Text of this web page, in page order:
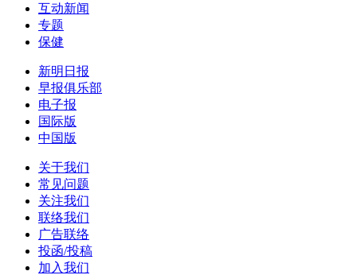
互动新闻
专题
保健
新明日报
早报俱乐部
电子报
国际版
中国版
关于我们
常见问题
关注我们
联络我们
广告联络
投函/投稿
加入我们